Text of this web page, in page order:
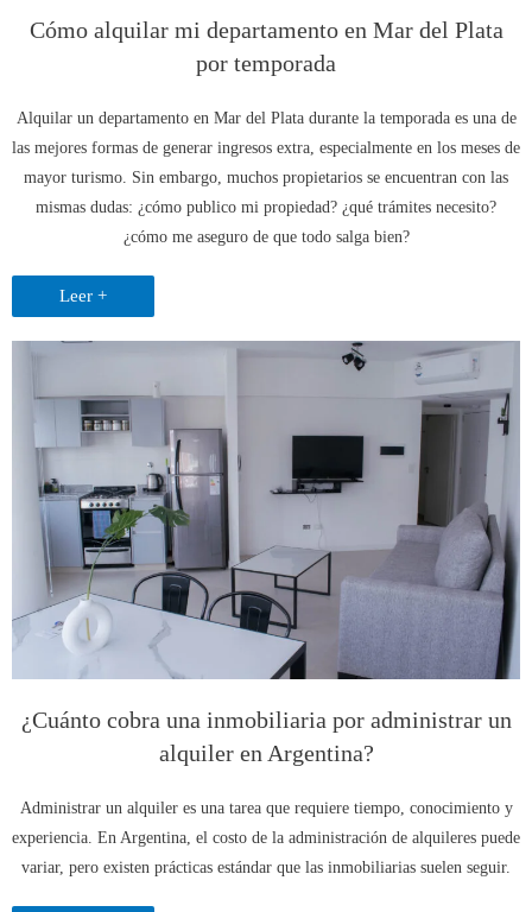
Cómo alquilar mi departamento en Mar del Plata
por temporada
Alquilar un departamento en Mar del Plata durante la temporada es una de
las mejores formas de generar ingresos extra, especialmente en los meses de
mayor turismo. Sin embargo, muchos propietarios se encuentran con las
mismas dudas: ¿cómo publico mi propiedad? ¿qué trámites necesito?
¿cómo me aseguro de que todo salga bien?
Leer +
¿Cuánto cobra una inmobiliaria por administrar un
alquiler en Argentina?
Administrar un alquiler es una tarea que requiere tiempo, conocimiento y
experiencia. En Argentina, el costo de la administración de alquileres puede
variar, pero existen prácticas estándar que las inmobiliarias suelen seguir.